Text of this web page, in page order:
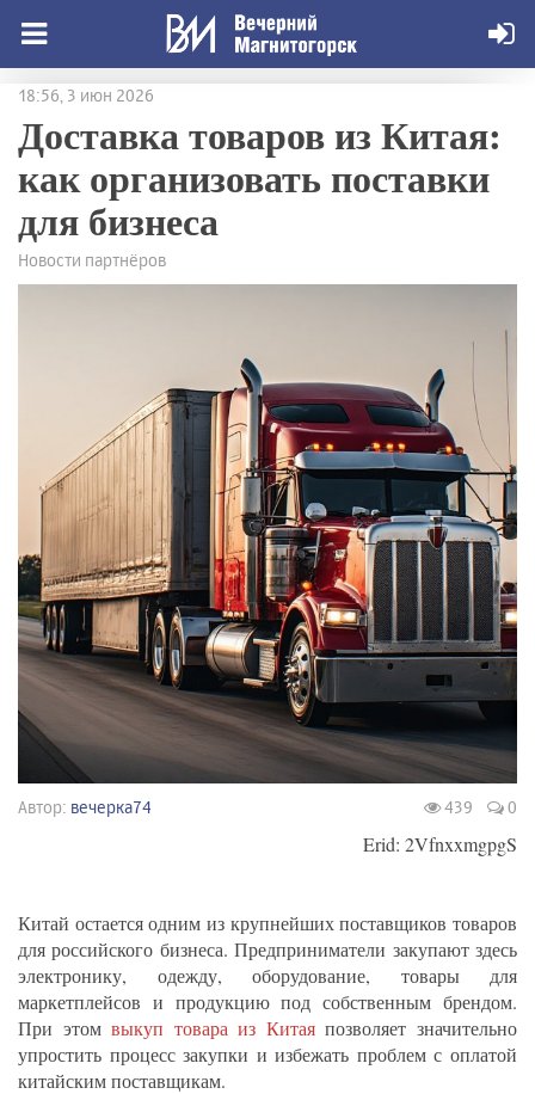
18:56, 3 июн 2026
Доставка товаров из Китая:
как организовать поставки
для бизнеса
Новости партнёров
Автор: вечерка74 439 0
Erid: 2VfnxxmgpgS
Китай остается одним из крупнейших поставщиков товаров
для российского бизнеса. Предприниматели закупают здесь
электронику, одежду, оборудование, товары для
маркетплейсов и продукцию под собственным брендом.
При этомвыкуп товара из Китаяпозволяет значительно
упростить процесс закупки и избежать проблем с оплатой
китайским поставщикам.